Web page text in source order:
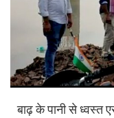
बाढ़ के पानी से ध्वस्त